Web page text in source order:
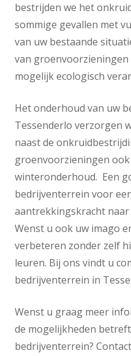
bestrijden we het
sommige gevallen met
van uw bestaande
van
mogelijk ecologisch
Het onderhoud van uw
Tessenderlo verzorgen
naast de
groenvoorzieningen
winteronderhoud. Een
bedrijventerrein voor
aantrekkingskracht
Wenst u ook uw imago
verbeteren zonder zelf
leuren. Bij ons vindt u
bedrijventerrein in
Wenst u graag meer
de mogelijkheden
bedrijventerrein?